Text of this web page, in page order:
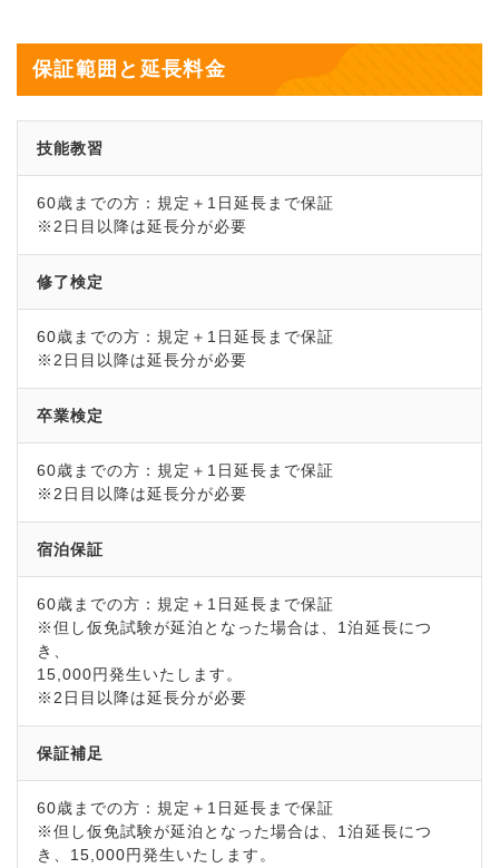
保証範囲と延長料金
技能教習
60歳までの方：規定＋1日延長まで保証
※2日目以降は延長分が必要
修了検定
60歳までの方：規定＋1日延長まで保証
※2日目以降は延長分が必要
卒業検定
60歳までの方：規定＋1日延長まで保証
※2日目以降は延長分が必要
宿泊保証
60歳までの方：規定＋1日延長まで保証
※但し仮免試験が延泊となった場合は、1泊延長につ
き、
15,000円発生いたします。
※2日目以降は延長分が必要
保証補足
60歳までの方：規定＋1日延長まで保証
※但し仮免試験が延泊となった場合は、1泊延長につ
き、15,000円発生いたします。